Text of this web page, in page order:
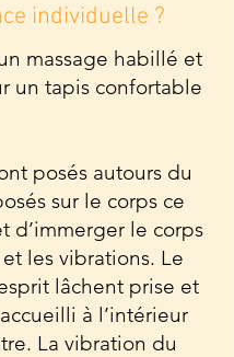
individuelle ?
massage habillé et
un tapis confortable
posés autours du
sur le corps ce
d’immerger le corps
les vibrations. Le
lâchent prise et
à l’intérieur
La vibration du